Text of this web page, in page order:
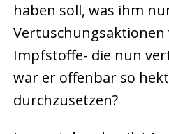
haben soll, was ihm
Impfstoffe- die nun
war er offenbar so
durchzusetzen?